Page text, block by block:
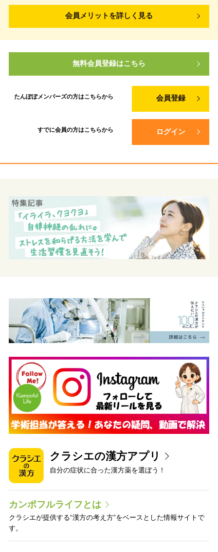
会員メリットを詳しく見る
無料会員登録はこちら
たんぽぽメンバーズの方はこちらから 会員登録
すでに会員の方はこちらから ログイン
クラシエの漢方アプリ
自分の症状に合った漢方薬を選ぼう！
カンポフルライフとは
クラシエが提供する“漢方の考え方”をベースとした情報サイトで
す。